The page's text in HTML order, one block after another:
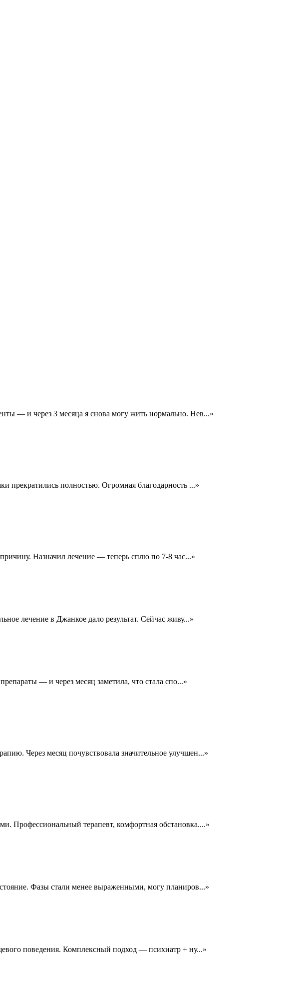
— и через 3 месяца я снова могу жить нормально. Нев...»
прекратились полностью. Огромная благодарность ...»
Назначил лечение — теперь сплю по 7-8 час...»
лечение в Джанкое дало результат. Сейчас живу...»
— и через месяц заметила, что стала спо...»
Через месяц почувствовала значительное улучшен...»
Профессиональный терапевт, комфортная обстановка....»
Фазы стали менее выраженными, могу планиров...»
поведения. Комплексный подход — психиатр + ну...»